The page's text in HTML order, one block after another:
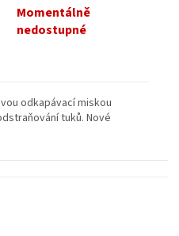
Momentálně
nedostupné
odkapávací miskou
tuků. Nové